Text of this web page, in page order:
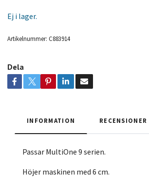
Ej i lager.
Artikelnummer: C883914
Dela
INFORMATION RECENSIONER
Passar MultiOne 9 serien.
Höjer maskinen med 6 cm.